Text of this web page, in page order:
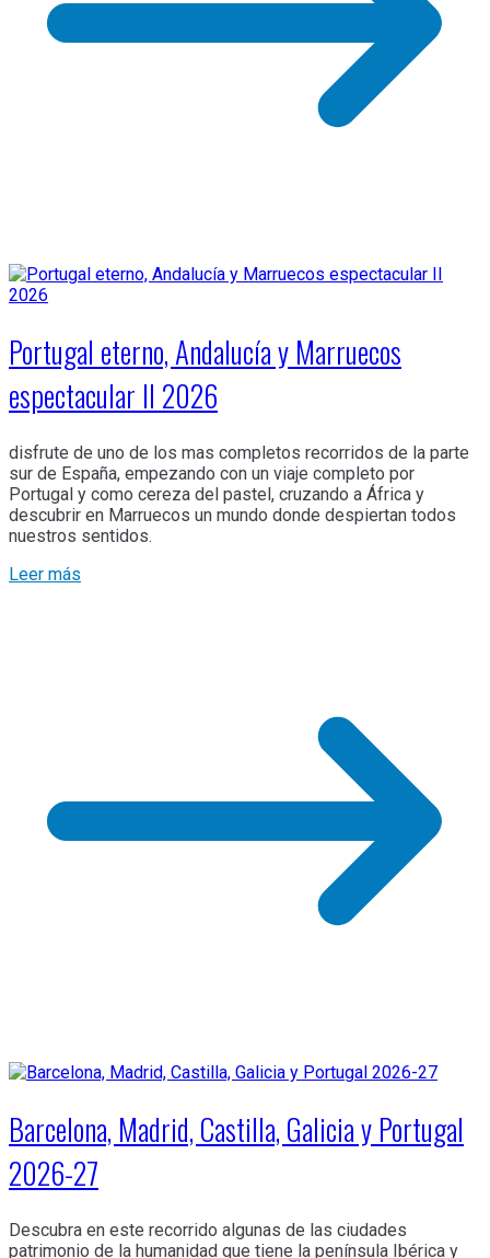
Portugal eterno, Andalucía y Marruecos
espectacular II 2026
disfrute de uno de los mas completos recorridos de la parte
sur de España, empezando con un viaje completo por
Portugal y como cereza del pastel, cruzando a África y
descubrir en Marruecos un mundo donde despiertan todos
nuestros sentidos.
Leer más
Barcelona, Madrid, Castilla, Galicia y Portugal
2026-27
Descubra en este recorrido algunas de las ciudades
patrimonio de la humanidad que tiene la península Ibérica y